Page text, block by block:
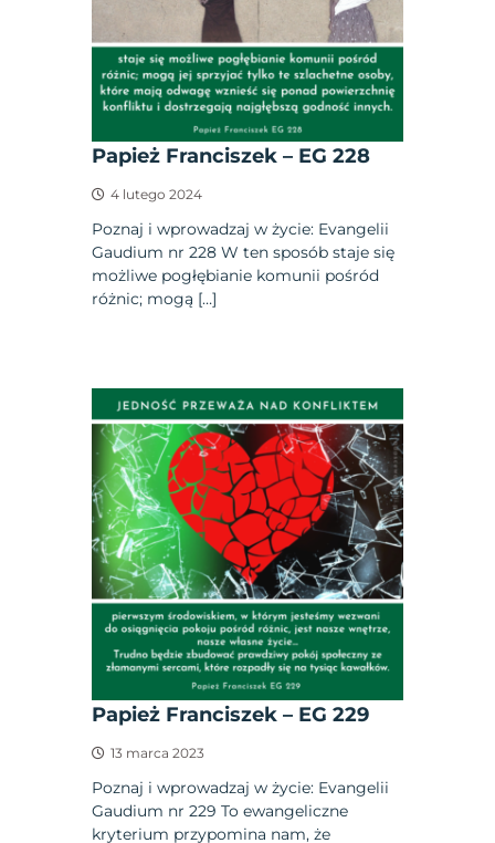
Papież Franciszek – EG 228
4 lutego 2024
Poznaj i wprowadzaj w życie: Evangelii
Gaudium nr 228 W ten sposób staje się
możliwe pogłębianie komunii pośród
różnic; mogą […]
Papież Franciszek – EG 229
13 marca 2023
Poznaj i wprowadzaj w życie: Evangelii
Gaudium nr 229 To ewangeliczne
kryterium przypomina nam, że